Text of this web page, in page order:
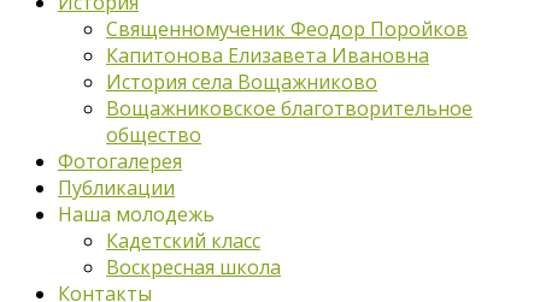
Священномученик Феодор Поройков
Капитонова Елизавета Ивановна
История села Вощажниково
Вощажниковское благотворительное
общество
Фотогалерея
Публикации
Наша молодежь
Кадетский класс
Воскресная школа
Контакты